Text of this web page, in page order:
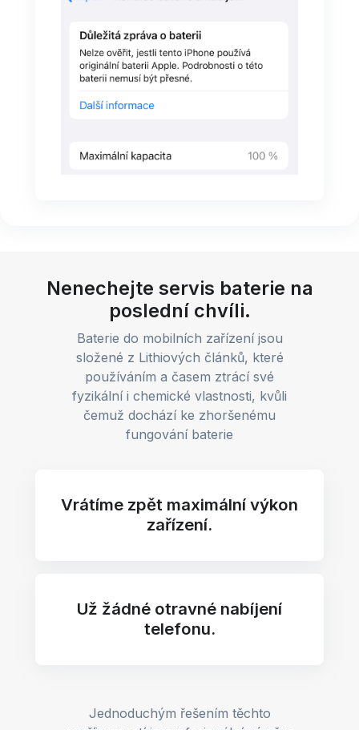
Nenechejte servis baterie na
poslední chvíli.
Baterie do mobilních zařízení jsou
složené z Lithiových článků, které
používáním a časem ztrácí své
fyzikální i chemické vlastnosti, kvůli
čemuž dochází ke zhoršenému
fungování baterie
Vrátíme zpět maximální výkon
zařízení.
Už žádné otravné nabíjení
telefonu.
Jednoduchým řešením těchto